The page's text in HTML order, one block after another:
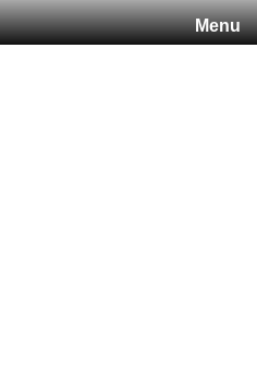
Menu